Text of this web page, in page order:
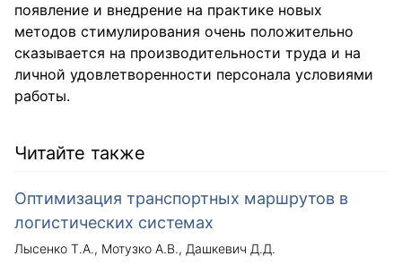
появление и внедрение на практике новых
методов стимулирования очень положительно
сказывается на производительности труда и на
личной удовлетворенности персонала условиями
работы.
Читайте также
Оптимизация транспортных маршрутов в
логистических системах
Лысенко Т.А. Мотузко А.В.
Дашкевич Д.Д.